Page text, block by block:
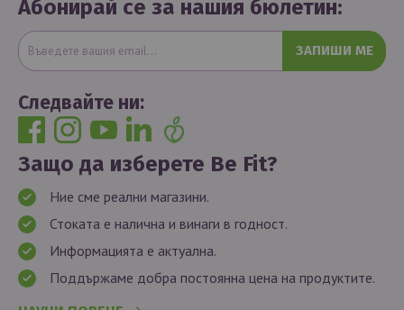
Абонирай се за нашия бюлетин:
ЗАПИШИ МЕ
Следвайте ни:
Защо да изберете Be Fit?
Ние сме реални магазини.
Стоката е налична и винаги в годност.
Информацията е актуална.
Поддържаме добра постоянна цена на продуктите.